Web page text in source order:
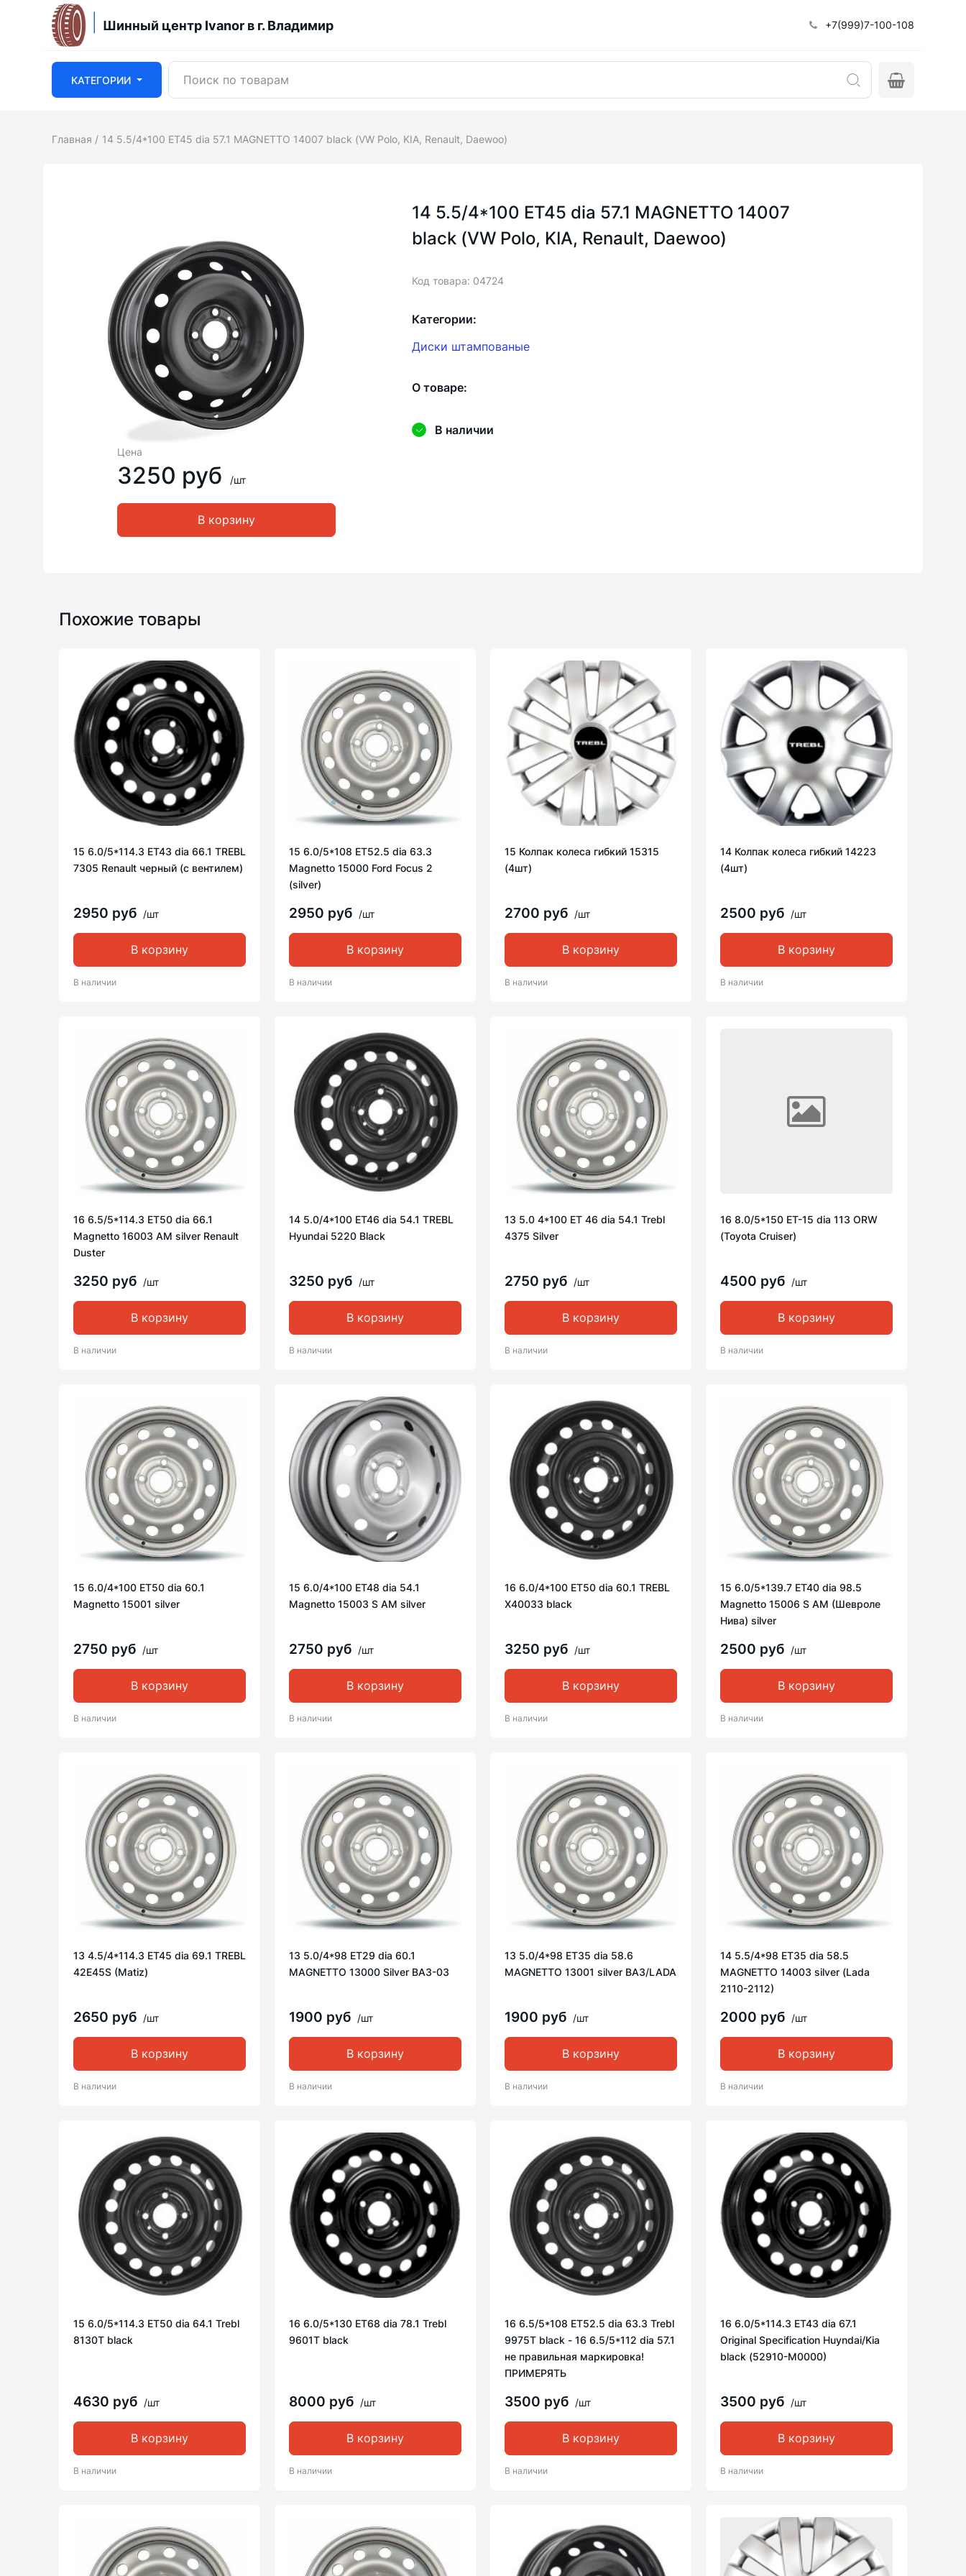
Шинный центр Ivanor в г. Владимир +7(999)7-100-108
КАТЕГОРИИ
Главная 14 5.5/4*100 ET45 dia 57.1 MAGNETTO 14007 black (VW Polo, KIA, Renault, Daewoo)
Цена
3250 руб /шт
В корзину
14 5.5/4*100 ET45 dia 57.1 MAGNETTO 14007
black (VW Polo, KIA, Renault, Daewoo)
Код товара: 04724
Категории:
Диски штампованые
О товаре:
В наличии
Похожие товары
15 6.0/5*114.3 ET43 dia 66.1 TREBL
7305 Renault черный (с вентилем)
2950 руб /шт
В корзину
В наличии
15 6.0/5*108 ET52.5 dia 63.3
Magnetto 15000 Ford Focus 2
(silver)
2950 руб /шт
В корзину
В наличии
15 Колпак колеса гибкий 15315
(4шт)
2700 руб /шт
В корзину
В наличии
14 Колпак колеса гибкий 14223
(4шт)
2500 руб /шт
В корзину
В наличии
16 6.5/5*114.3 ET50 dia 66.1
Magnetto 16003 AM silver Renault
Duster
3250 руб /шт
В корзину
В наличии
14 5.0/4*100 ET46 dia 54.1 TREBL
Hyundai 5220 Black
3250 руб /шт
В корзину
В наличии
13 5.0 4*100 ET 46 dia 54.1 Trebl
4375 Silver
2750 руб /шт
В корзину
В наличии
16 8.0/5*150 ET-15 dia 113 ORW
(Toyota Cruiser)
4500 руб /шт
В корзину
В наличии
15 6.0/4*100 ET50 dia 60.1
Magnetto 15001 silver
2750 руб /шт
В корзину
В наличии
15 6.0/4*100 ET48 dia 54.1
Magnetto 15003 S AM silver
2750 руб /шт
В корзину
В наличии
16 6.0/4*100 ET50 dia 60.1 TREBL
X40033 black
3250 руб /шт
В корзину
В наличии
15 6.0/5*139.7 ET40 dia 98.5
Magnetto 15006 S AM (Шевроле
Нива) silver
2500 руб /шт
В корзину
В наличии
13 4.5/4*114.3 ET45 dia 69.1 TREBL
42E45S (Matiz)
2650 руб /шт
В корзину
В наличии
13 5.0/4*98 ET29 dia 60.1
MAGNETTO 13000 Silver ВАЗ-03
1900 руб /шт
В корзину
В наличии
13 5.0/4*98 ET35 dia 58.6
MAGNETTO 13001 silver ВАЗ/LADA
1900 руб /шт
В корзину
В наличии
14 5.5/4*98 ET35 dia 58.5
MAGNETTO 14003 silver (Lada
2110-2112)
2000 руб /шт
В корзину
В наличии
15 6.0/5*114.3 ET50 dia 64.1 Trebl
8130T black
4630 руб /шт
В корзину
В наличии
16 6.0/5*130 ET68 dia 78.1 Trebl
9601T black
8000 руб /шт
В корзину
В наличии
16 6.5/5*108 ET52.5 dia 63.3 Trebl
9975T black - 16 6.5/5*112 dia 57.1
не правильная маркировка!
ПРИМЕРЯТЬ
3500 руб /шт
В корзину
В наличии
16 6.0/5*114.3 ET43 dia 67.1
Original Specification Huyndai/Kia
black (52910-M0000)
3500 руб /шт
В корзину
В наличии